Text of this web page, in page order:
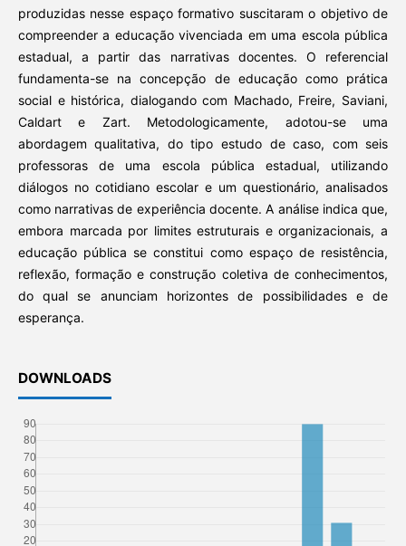
produzidas nesse espaço formativo suscitaram o objetivo de
compreender a educação vivenciada em uma escola pública
estadual, a partir das narrativas docentes. O referencial
fundamenta-se na concepção de educação como prática
social e histórica, dialogando com Machado, Freire, Saviani,
Caldart e Zart. Metodologicamente, adotou-se uma
abordagem qualitativa, do tipo estudo de caso, com seis
professoras de uma escola pública estadual, utilizando
diálogos no cotidiano escolar e um questionário, analisados
como narrativas de experiência docente. A análise indica que,
embora marcada por limites estruturais e organizacionais, a
educação pública se constitui como espaço de resistência,
reflexão, formação e construção coletiva de conhecimentos,
do qual se anunciam horizontes de possibilidades e de
esperança.
DOWNLOADS